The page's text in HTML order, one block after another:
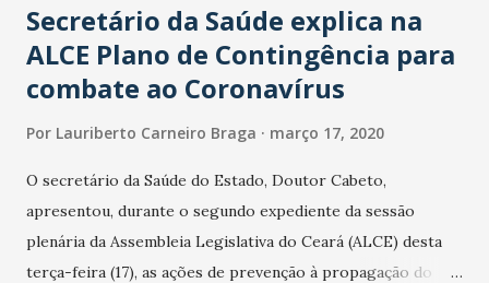
Secretário da Saúde explica na
ALCE Plano de Contingência para
combate ao Coronavírus
Por Lauriberto Carneiro Braga março 17, 2020
O secretário da Saúde do Estado, Doutor Cabeto,
apresentou, durante o segundo expediente da sessão
plenária da Assembleia Legislativa do Ceará (ALCE) desta
terça-feira (17), as ações de prevenção à propagação do